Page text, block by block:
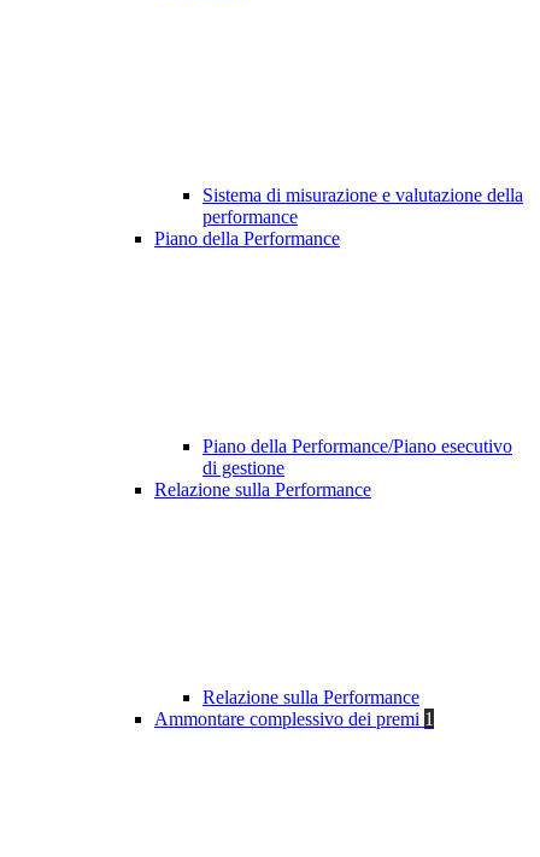
Sistema di misurazione e valutazione della
performance
Piano della Performance
Piano della Performance/Piano esecutivo
di gestione
Relazione sulla Performance
Relazione sulla Performance
Ammontare complessivo dei premi 1